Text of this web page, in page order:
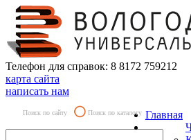
Телефон для справок: 8 8172 759212
карта сайта
написать нам
Поиск по сайту Поиск по каталогу Главная